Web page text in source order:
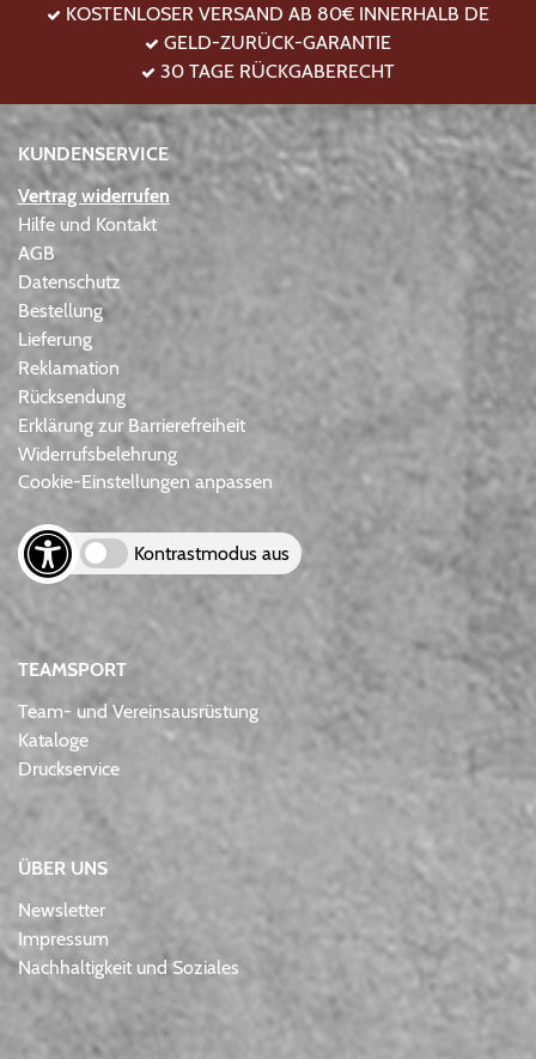
KOSTENLOSER VERSAND AB 80€ INNERHALB DE
GELD-ZURÜCK-GARANTIE
30 TAGE RÜCKGABERECHT
KUNDENSERVICE
Vertrag widerrufen
Hilfe und Kontakt
AGB
Datenschutz
Bestellung
Lieferung
Reklamation
Rücksendung
Erklärung zur Barrierefreiheit
Widerrufsbelehrung
Cookie-Einstellungen anpassen
Kontrastmodus aus
TEAMSPORT
Team- und Vereinsausrüstung
Kataloge
Druckservice
ÜBER UNS
Newsletter
Impressum
Nachhaltigkeit und Soziales